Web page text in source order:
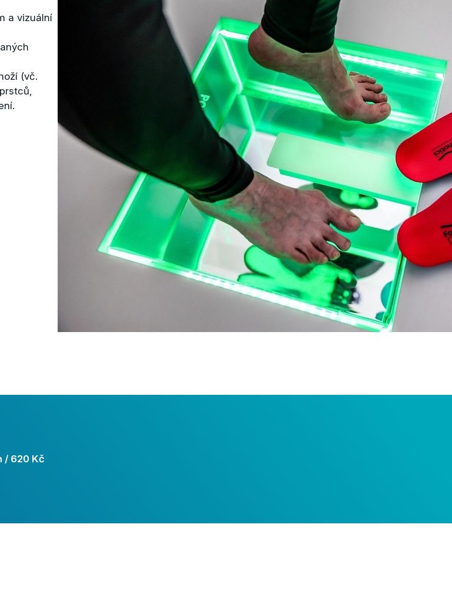
a vizuální
(vč.
Kč